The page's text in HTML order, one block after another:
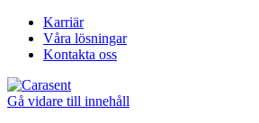
Karriär
Våra lösningar
Kontakta oss
Gå vidare till innehåll